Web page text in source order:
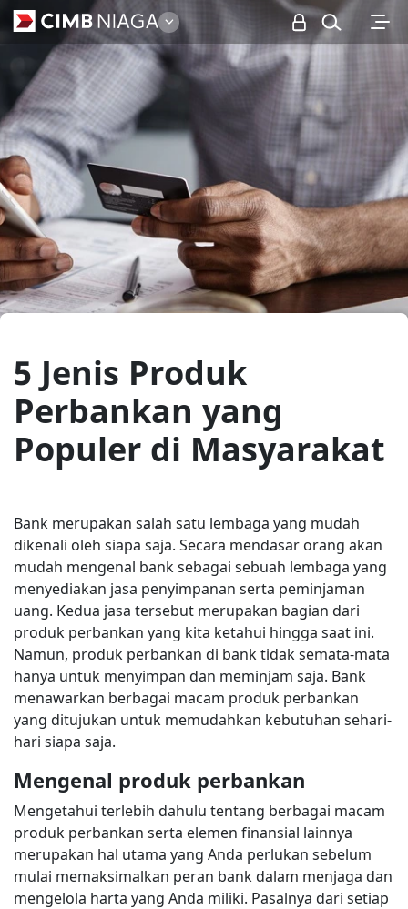
Personal
5 Jenis Produk
Perbankan yang
Populer di Masyarakat
Bank merupakan salah satu lembaga yang mudah
dikenali oleh siapa saja. Secara mendasar orang akan
mudah mengenal bank sebagai sebuah lembaga yang
menyediakan jasa penyimpanan serta peminjaman
uang. Kedua jasa tersebut merupakan bagian dari
produk perbankan yang kita ketahui hingga saat ini.
Namun, produk perbankan di bank tidak semata-mata
hanya untuk menyimpan dan meminjam saja. Bank
menawarkan berbagai macam produk perbankan
yang ditujukan untuk memudahkan kebutuhan sehari-
hari siapa saja.
Mengenal produk perbankan
Mengetahui terlebih dahulu tentang berbagai macam
produk perbankan serta elemen finansial lainnya
merupakan hal utama yang Anda perlukan sebelum
mulai memaksimalkan peran bank dalam menjaga dan
mengelola harta yang Anda miliki. Pasalnya dari setiap